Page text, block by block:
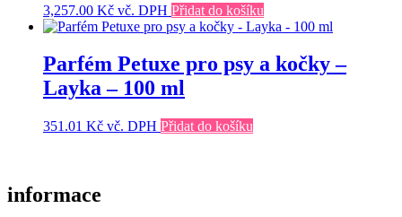
3,257.00 Kč vč. DPH Přidat do košíku
Parfém Petuxe pro psy a kočky –
Layka – 100 ml
351.01 Kč vč. DPH Přidat do košíku
informace